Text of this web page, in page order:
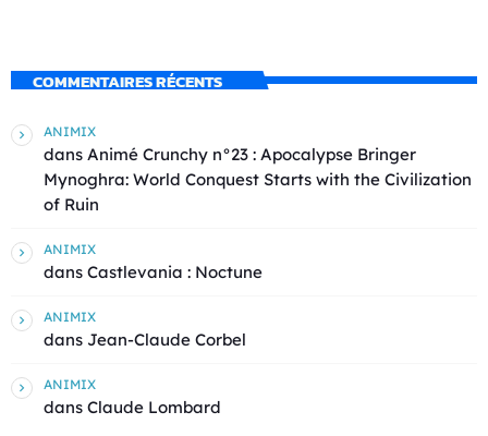
COMMENTAIRES RÉCENTS
ANIMIX
dans Animé Crunchy n°23 : Apocalypse Bringer
Mynoghra: World Conquest Starts with the Civilization
of Ruin
ANIMIX
dans Castlevania : Noctune
ANIMIX
dans Jean-Claude Corbel
ANIMIX
dans Claude Lombard